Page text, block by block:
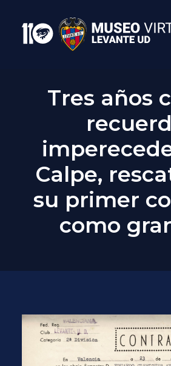
Search
Tres años
Calpe,
su primer
como